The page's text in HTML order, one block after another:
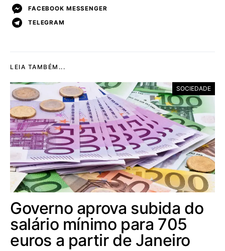
FACEBOOK MESSENGER
TELEGRAM
LEIA TAMBÉM...
SOCIEDADE
Governo aprova subida do
salário mínimo para 705
euros a partir de Janeiro